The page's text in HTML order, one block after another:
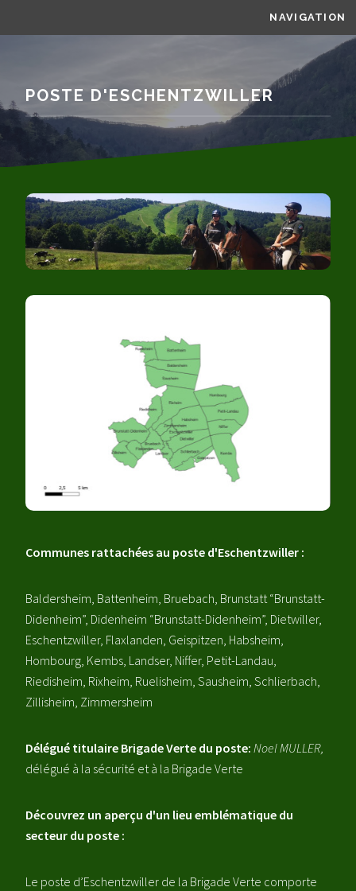
NAVIGATION
POSTE D'ESCHENTZWILLER
Communes rattachées au poste d'Eschentzwiller :
Baldersheim, Battenheim, Bruebach, Brunstatt “Brunstatt-
Didenheim”, Didenheim “Brunstatt-Didenheim”, Dietwiller,
Eschentzwiller, Flaxlanden, Geispitzen, Habsheim,
Hombourg, Kembs, Landser, Niffer, Petit-Landau,
Riedisheim, Rixheim, Ruelisheim, Sausheim, Schlierbach,
Zillisheim, Zimmersheim
Délégué titulaire Brigade Verte du poste: Noel MULLER,
délégué à la sécurité et à la Brigade Verte
Découvrez un aperçu d'un lieu emblématique du
secteur du poste :
Le poste d’Eschentzwiller de la Brigade Verte comporte